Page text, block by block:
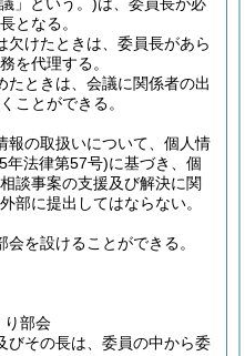
となる。
欠けたときは、委員長があら
を代理する。
たときは、会議に関係者の出
ことができる。
報の取扱いについて、個人情
年法律第57号)に基づき、個
談事案の支援及び解決に関
部に提出してはならない。
を設けることができる。
り部会
びその長は、委員の中から委